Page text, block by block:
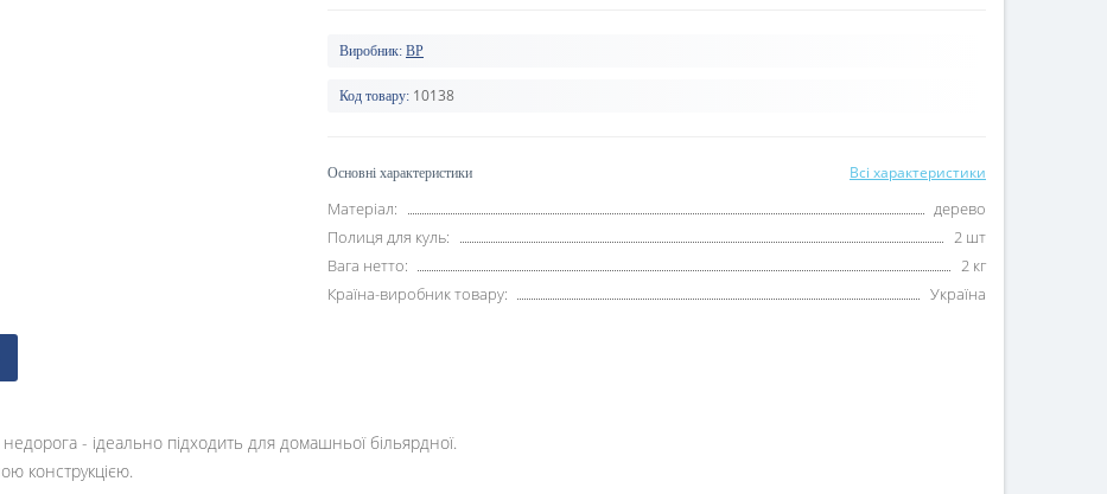
Виробник: BP
Код товару: 10138
Основні характеристики Всі характеристики
Матеріал:
дерево
Полиця для куль:
2 шт
Вага нетто:
2 кг
Країна-виробник товару:
Україна
- ідеально підходить для домашньої більярдної.
конструкцією.